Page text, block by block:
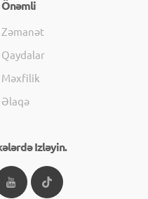
Önəmli
Zəmanət
Qaydalar
Məxfilik
Əlaqə
Izləyin.